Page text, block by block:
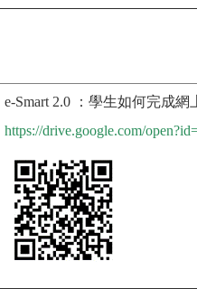
e-Smart 2.0 ：學生如何完成
https://drive.google.com/